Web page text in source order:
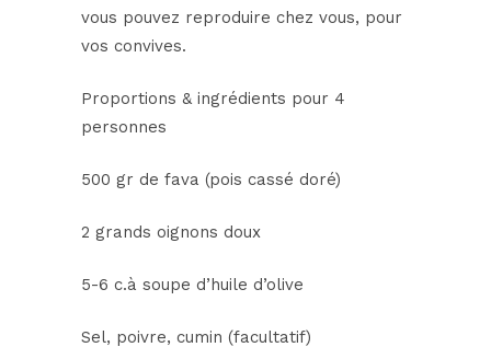
vous pouvez reproduire chez vous, pour
vos convives.
Proportions & ingrédients pour 4
personnes
500 gr de fava (pois cassé doré)
2 grands oignons doux
5-6 c.à soupe d’huile d’olive
Sel, poivre, cumin (facultatif)